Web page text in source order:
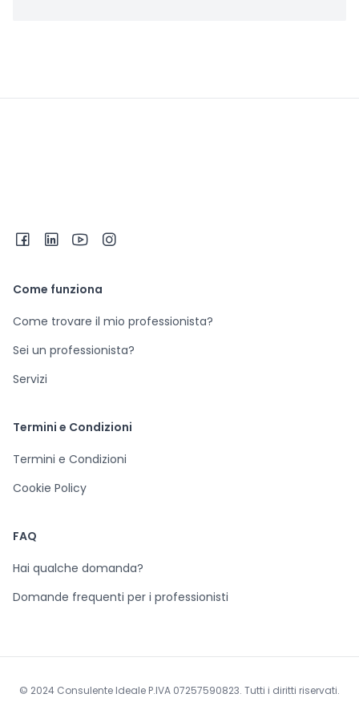
Come funziona
Come trovare il mio professionista?
Sei un professionista?
Servizi
Termini e Condizioni
Termini e Condizioni
Cookie Policy
FAQ
Hai qualche domanda?
Domande frequenti per i professionisti
© 2024 Consulente Ideale P.IVA 07257590823. Tutti i diritti riservati.